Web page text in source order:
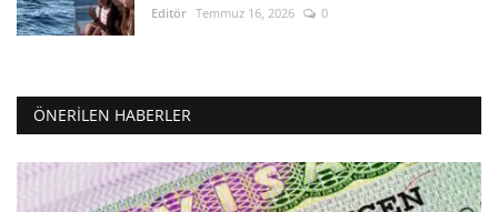
Editör Temmuz 16, 2026 0
ÖNERILEN HABERLER